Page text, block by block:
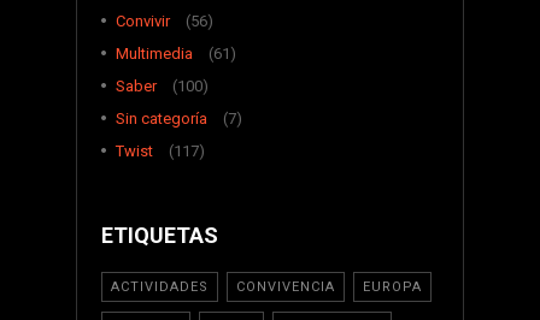
Convivir
(56)
Multimedia
(61)
Saber
(100)
Sin categoría
(7)
Twist
(117)
ETIQUETAS
ACTIVIDADES CONVIVENCIA EUROPA